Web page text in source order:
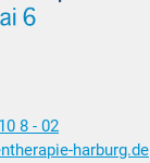
8 - 02
harburg.de